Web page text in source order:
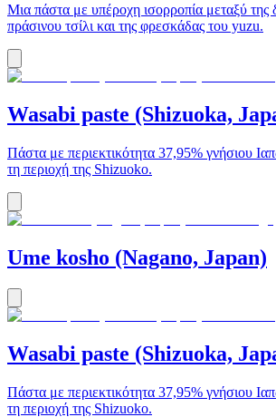
Μια πάστα με υπέροχη ισορροπία μεταξύ της
πράσινου τσίλι και της φρεσκάδας του yuzu.
Wasabi paste (Shizuoka,
Πάστα με περιεκτικότητα 37,95% γνήσιου
τη περιοχή της Shizuoko.
Ume kosho (Nagano, Japan)
Wasabi paste (Shizuoka,
Πάστα με περιεκτικότητα 37,95% γνήσιου
τη περιοχή της Shizuoko.